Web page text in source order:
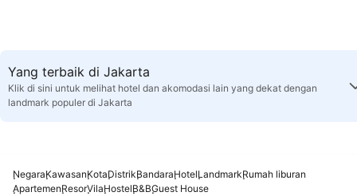
Yang terbaik di Jakarta
Klik di sini untuk melihat hotel dan akomodasi lain yang dekat dengan
landmark populer di Jakarta
NegaraKawasanKotaDistrikBandaraHotelLandmarkRumah liburan
ApartemenResorVilaHostelB&BGuest House